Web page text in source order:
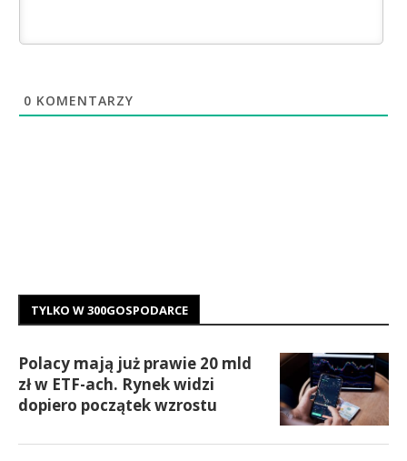
0 KOMENTARZY
TYLKO W 300GOSPODARCE
Polacy mają już prawie 20 mld
zł w ETF-ach. Rynek widzi
dopiero początek wzrostu